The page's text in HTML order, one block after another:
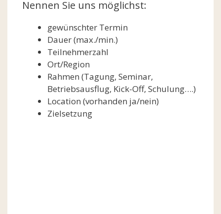
Nennen Sie uns möglichst:
gewünschter Termin
Dauer (max./min.)
Teilnehmerzahl
Ort/Region
Rahmen (Tagung, Seminar,
Betriebsausflug, Kick-Off, Schulung….)
Location (vorhanden ja/nein)
Zielsetzung